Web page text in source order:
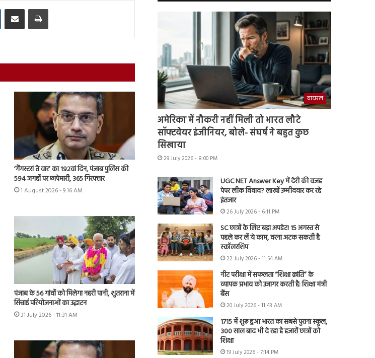
VKontakteShare via Email Print
‘गैंगस्टरां ते वार’ का 192वां दिन, पंजाब पुलिस की
594 जगहों पर छापेमारी, 365 गिरफ्तार
1 August 2026 - 9:16 AM
पंजाब के 56 गांवों को मिलेगा नहरी पानी, शुतराना में
सिंचाई परियोजनाओं का उद्घाटन
31 July 2026 - 11:31 AM
वायरल
अमेरिका में नौकरी नहीं मिली तो भारत लौटे
सॉफ्टवेयर इंजीनियर, बोले- संघर्ष ने बहुत कुछ
सिखाया
29 July 2026 - 8:00 PM
UGC NET Answer Key में देरी की वजह
पेपर लीक विवाद? लाखों उम्मीदवार कर रहे
इंतजार
26 July 2026 - 6:11 PM
SC छात्रों के लिए बड़ा अपडेट! 15 अगस्त से
पहले कर लें ये काम, वरना अटक सकती है
स्कॉलरशिप
22 July 2026 - 11:54 AM
नीट परीक्षा में सफलता “शिक्षा क्रांति” के
व्यापक प्रभाव को उजागर करती है: शिक्षा मंत्री
बैंस
20 July 2026 - 11:43 AM
1715 में शुरू हुआ भारत का सबसे पुराना स्कूल,
300 साल बाद भी दे रहा है हजारों छात्रों को
शिक्षा
19 July 2026 - 7:14 PM